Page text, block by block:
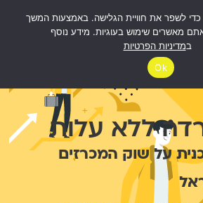
ללא עלות
על שוק המכרזים
כדי לשפר את חוויית הגלישה. באמצעות המשך
מאשרים שימוש בעוגיות. מידע נוסף
במדיניות הפרטיות
Ok